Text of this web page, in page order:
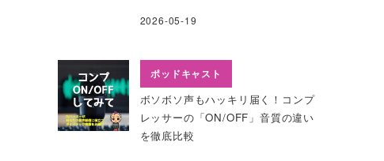
2026-05-19
ポッドキャスト
ボソボソ声もハッキリ届く！コンプ
レッサーの「ON/OFF」音質の違い
を徹底比較